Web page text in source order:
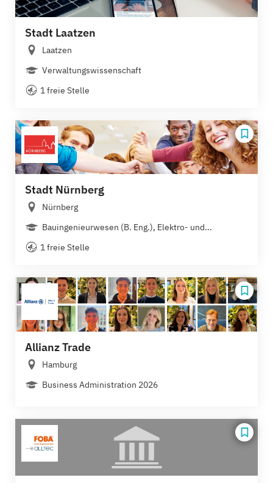
Stadt Laatzen
Laatzen
Verwaltungswissenschaft
1 freie Stelle
Stadt Nürnberg
Nürnberg
Bauingenieurwesen (B. Eng.), Elektro- und...
1 freie Stelle
Allianz Trade
Hamburg
Business Administration 2026